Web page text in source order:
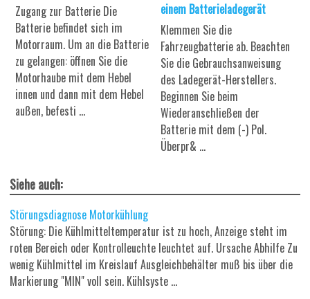
Zugang zur Batterie Die
Batterie befindet sich im
Motorraum. Um an die Batterie
zu gelangen: öffnen Sie die
Motorhaube mit dem Hebel
innen und dann mit dem Hebel
außen, befesti ...
einem Batterieladegerät
Klemmen Sie die
Fahrzeugbatterie ab. Beachten
Sie die Gebrauchsanweisung
des Ladegerät-Herstellers.
Beginnen Sie beim
Wiederanschließen der
Batterie mit dem (-) Pol.
Überpr& ...
Siehe auch:
Störungsdiagnose Motorkühlung
Störung: Die Kühlmitteltemperatur ist zu hoch, Anzeige steht im
roten Bereich oder Kontrolleuchte leuchtet auf. Ursache Abhilfe Zu
wenig Kühlmittel im Kreislauf Ausgleichbehälter muß bis über die
Markierung "MIN" voll sein. Kühlsyste ...